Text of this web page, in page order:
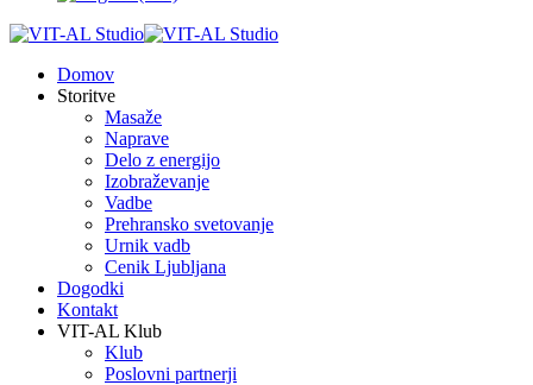
Domov
Storitve
Masaže
Naprave
Delo z energijo
Izobraževanje
Vadbe
Prehransko svetovanje
Urnik vadb
Cenik Ljubljana
Dogodki
Kontakt
VIT-AL Klub
Klub
Poslovni partnerji